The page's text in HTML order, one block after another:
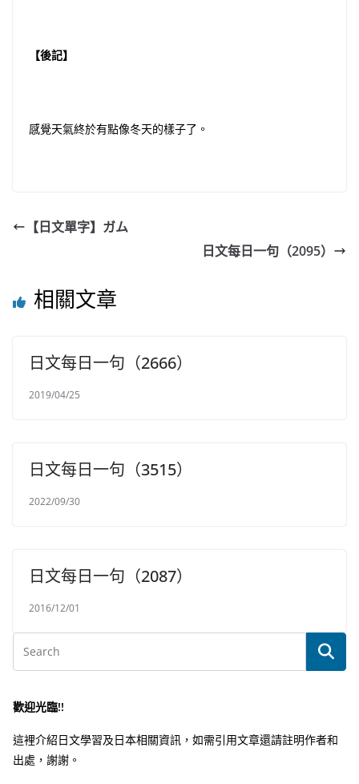
【後記】
感覺天氣終於有點像冬天的樣子了。
【日文單字】ガム
日文每日一句（2095）
相關文章
日文每日一句（2666）
2019/04/25
日文每日一句（3515）
2022/09/30
日文每日一句（2087）
2016/12/01
歡迎光臨!!
這裡介紹日文學習及日本相關資訊，如需引用文章還請註明作者和
出處，謝謝。